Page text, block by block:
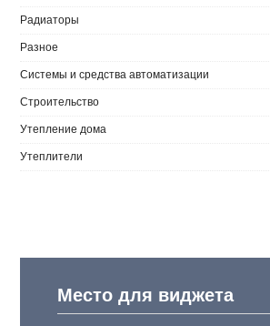
Радиаторы
Разное
Системы и средства автоматизации
Строительство
Утепление дома
Утеплители
Место для виджета